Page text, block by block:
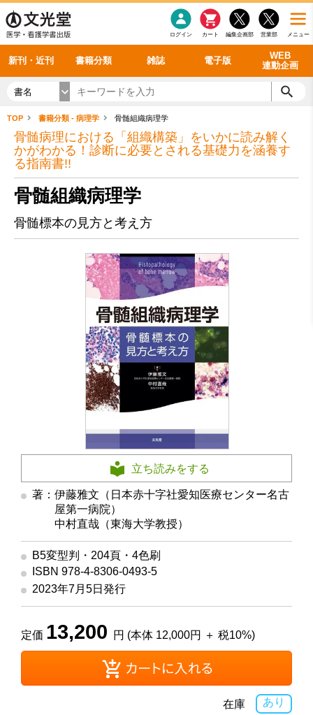
メニュー
営業部
編集企画部
カート
ログイン
新刊・近刊 書籍分類 雑誌 電子版
WEB
連動企画
感染症 老年医学
看護・介護
呼吸器
循環器
シリーズ一覧
雑誌投稿規定
理学療法
雑誌案内・年間購読 最新号 バックナンバー
電子書籍
電子雑誌
書籍「データに基づく臨床動作分析」WEB動画
書籍「眼手術学」WEB動画
書籍「神経症候学 II 改訂第二版」 WEB動画
新刊一覧
今後の発行予定
書名
TOP 書籍分類 - 病理学 骨髄組織病理学
骨髄病理における「組織構築」をいかに読み解く
かがわかる！診断に必要とされる基礎力を涵養す
る指南書!!
骨髄組織病理学
骨髄標本の見方と考え方
立ち読みをする
著：伊藤雅文（日本赤十字社愛知医療センター名古
屋第一病院）
中村直哉（東海大学教授）
B5変型判・204頁・4色刷
ISBN 978-4-8306-0493-5
2023年7月5日発行
定価 13,200 円 (本体 12,000円 ＋ 税10%)
あり
在庫